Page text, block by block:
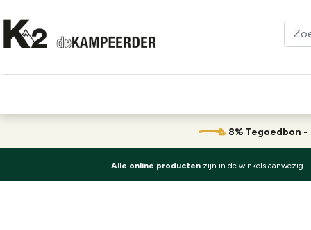
8% Tegoedbon -
Alle online producten zijn in de winkels aanwezig